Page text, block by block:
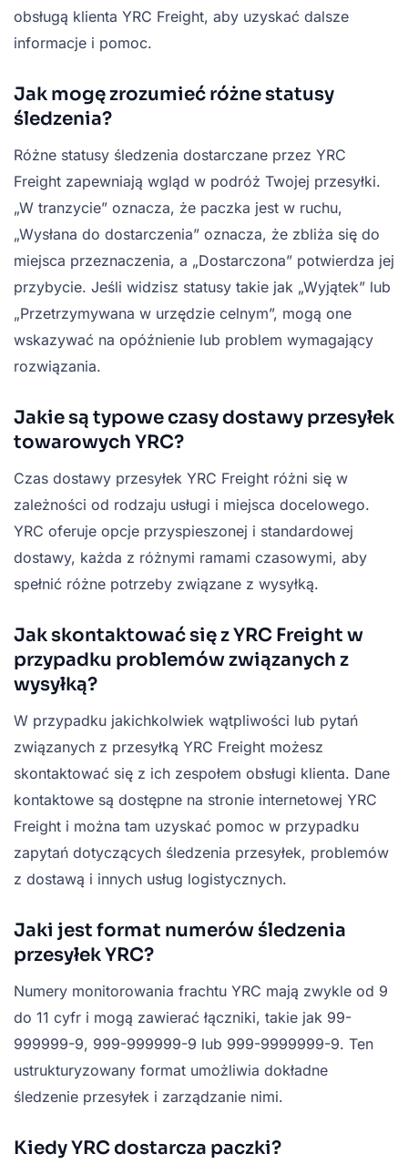
obsługą klienta YRC Freight, aby uzyskać dalsze
informacje i pomoc.
Jak mogę zrozumieć różne statusy
śledzenia?
Różne statusy śledzenia dostarczane przez YRC
Freight zapewniają wgląd w podróż Twojej przesyłki.
„W tranzycie” oznacza, że paczka jest w ruchu,
„Wysłana do dostarczenia” oznacza, że zbliża się do
miejsca przeznaczenia, a „Dostarczona” potwierdza jej
przybycie. Jeśli widzisz statusy takie jak „Wyjątek” lub
„Przetrzymywana w urzędzie celnym”, mogą one
wskazywać na opóźnienie lub problem wymagający
rozwiązania.
Jakie są typowe czasy dostawy przesyłek
towarowych YRC?
Czas dostawy przesyłek YRC Freight różni się w
zależności od rodzaju usługi i miejsca docelowego.
YRC oferuje opcje przyspieszonej i standardowej
dostawy, każda z różnymi ramami czasowymi, aby
spełnić różne potrzeby związane z wysyłką.
Jak skontaktować się z YRC Freight w
przypadku problemów związanych z
wysyłką?
W przypadku jakichkolwiek wątpliwości lub pytań
związanych z przesyłką YRC Freight możesz
skontaktować się z ich zespołem obsługi klienta. Dane
kontaktowe są dostępne na stronie internetowej YRC
Freight i można tam uzyskać pomoc w przypadku
zapytań dotyczących śledzenia przesyłek, problemów
z dostawą i innych usług logistycznych.
Jaki jest format numerów śledzenia
przesyłek YRC?
Numery monitorowania frachtu YRC mają zwykle od 9
do 11 cyfr i mogą zawierać łączniki, takie jak 99-
999999-9, 999-999999-9 lub 999-9999999-9. Ten
ustrukturyzowany format umożliwia dokładne
śledzenie przesyłek i zarządzanie nimi.
Kiedy YRC dostarcza paczki?